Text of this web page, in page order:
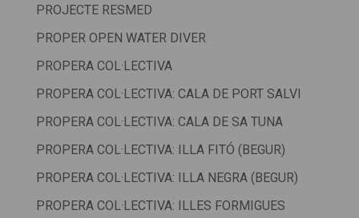
PROJECTE RESMED
PROPER OPEN WATER DIVER
PROPERA COL·LECTIVA
PROPERA COL·LECTIVA: CALA DE PORT SALVI
PROPERA COL·LECTIVA: CALA DE SA TUNA
PROPERA COL·LECTIVA: ILLA FITÓ (BEGUR)
PROPERA COL·LECTIVA: ILLA NEGRA (BEGUR)
PROPERA COL·LECTIVA: ILLES FORMIGUES